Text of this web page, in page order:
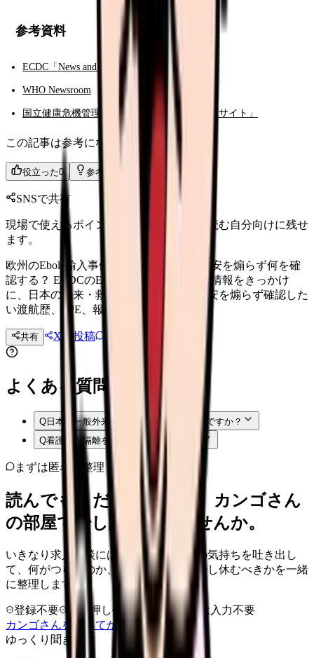
参考資料
ECDC「News and events」
WHO Newsroom
国立健康危機管理研究機構「感染症情報提供サイト」
この記事は参考になりましたか？
役立った0 参考になった
SNSで共有
現場で使えるポイントを、同僚やあとで読む自分向けに残せ
ます。
欧州のEbola輸入事例、日本の看護師は不安を煽らず何を確
認する？ ECDCのEbola輸入事例に関する情報をきっかけ
に、日本の外来・救急・病棟看護師が不安を煽らず確認した
い渡航歴、PPE、報告手順を整理します。
共有 Xに投稿 LINE
よくある質問
Q日本の一般外来でもEbolaを想定すべきですか？
Q看護師が隔離を判断してよいですか？
まずは匿名で整理
読んでもまだ苦しいなら、カンゴさん
の部屋で少し話してみませんか。
いきなり求人相談には進みません。今の気持ちを吐き出し
て、何がつらいのか、辞めるべきか、少し休むべきかを一緒
に整理します。
登録不要 求人押し売りなし
病院名は入力不要
カンゴさんを知ってから相談する
ゆっくり聞きます